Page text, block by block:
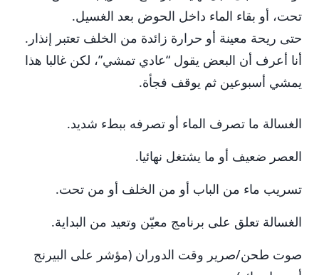
تحت، أو بقاء الماء داخل الحوض بعد الغسيل.
حتى ريحة معينة أو حرارة زائدة من الخلف تعتبر إنذار.
أنا أعرف أن البعض يقول “عادي تمشي”، لكن غالبا هذا
يمشي أسبوعين ثم يوقف فجأة.
الغسالة ما تصرف الماء أو تصرفه ببطء شديد.
العصر ضعيف أو ما يشتغل نهائيا.
تسريب ماء من الباب أو من الخلف أو من تحت.
الغسالة تعلق على برنامج معيّن وتعيد من البداية.
صوت طحن/صرير وقت الدوران (مؤشر على البيرنج